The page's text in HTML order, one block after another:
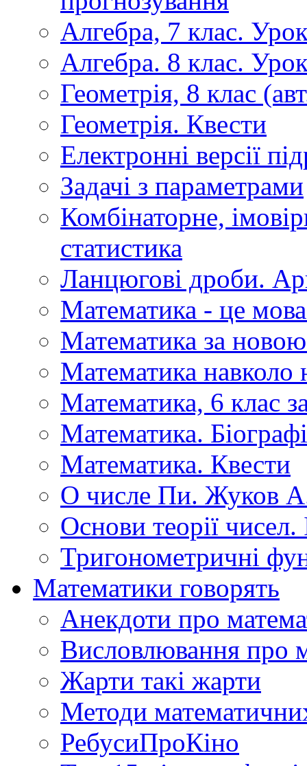
Алгебра, 7 клас.
Алгебра. 8 клас.
Геометрія, 8 клас
Геометрія. Квести
Електронні версії
Задачі з параметрами
Комбінаторне,
статистика
Ланцюгові дроби.
Математика - це
Математика за
Математика навколо
Математика, 6 клас
Математика.
Математика. Квести
О числе Пи. Жуков
Основи теорії
Тригонометричні
Математики говорять
Анекдоти про
Висловлювання про
Жарти такі жарти
Методи
РебусиПроКіно